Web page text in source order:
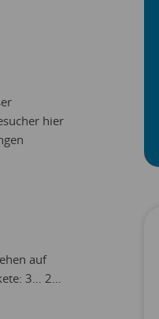
hier
auf
3… 2…